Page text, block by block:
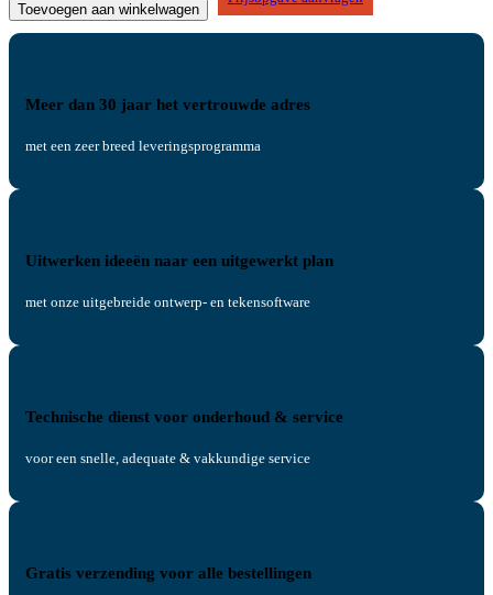
Toevoegen aan winkelwagen
Meer dan 30 jaar het vertrouwde adres
met een zeer breed leveringsprogramma
Uitwerken ideeën naar een uitgewerkt plan
met onze uitgebreide ontwerp- en tekensoftware
Technische dienst voor onderhoud & service
voor een snelle, adequate & vakkundige service
Gratis verzending voor alle bestellingen